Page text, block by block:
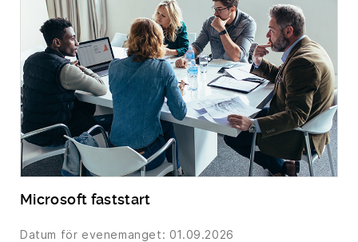
Microsoft faststart
Datum för evenemanget: 01.09.2026